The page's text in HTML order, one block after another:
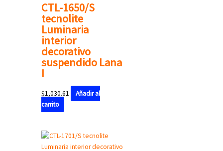
CTL-1650/S
tecnolite
Luminaria
interior
decorativo
suspendido Lana
I
$1,030.61
Añadir al
carrito